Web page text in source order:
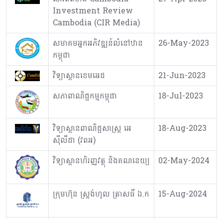
Investment Review
Cambodia (CIR Media)
សមាគមអ្នកអភិវឌ្ឍន៍លំនៅឋាន
កម្ពុជា
26-May-2023
វិទ្យាស្ថានខេមអេដ
21-Jun-2023
សភាពាណិជ្ជកម្មកម្ពុជា
18-Jul-2023
វិទ្យាស្ថានពាណិជ្ជសាស្រ្ត អេ
ស៊ីលីដា (វពអ)
18-Aug-2023
វិទ្យាស្ថានហិរញ្ញវត្ថុ និងគណនេយ្យ 02-May-2024
ក្រុមហ៊ុន ស្រ្តង់ហូល ត្រាសធី ឯ.ក 15-Aug-2024